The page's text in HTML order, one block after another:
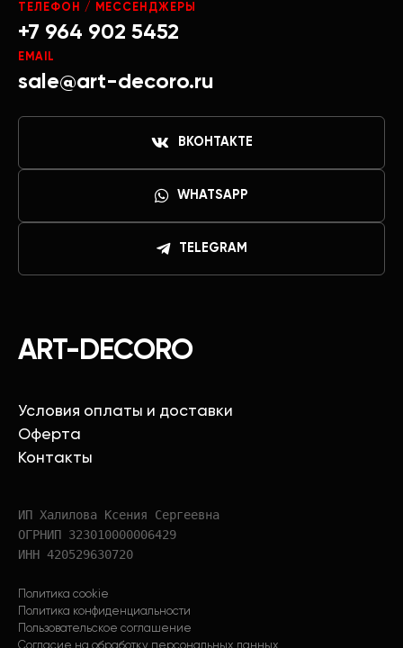
ART-DECORO
Условия оплаты и доставки
Оферта
Контакты
ИП Халилова Ксения Сергеевна
ОГРНИП 323010000006429
ИНН 420529630720
Политика cookie
Политика конфиденциальности
Пользовательское соглашение
Согласие на обработку персональных данных
ТЕЛЕФОН / МЕССЕНДЖЕРЫ
+7 964 902 5452
EMAIL
sale@art-decoro.ru
ВКОНТАКТЕ
WHATSAPP
TELEGRAM